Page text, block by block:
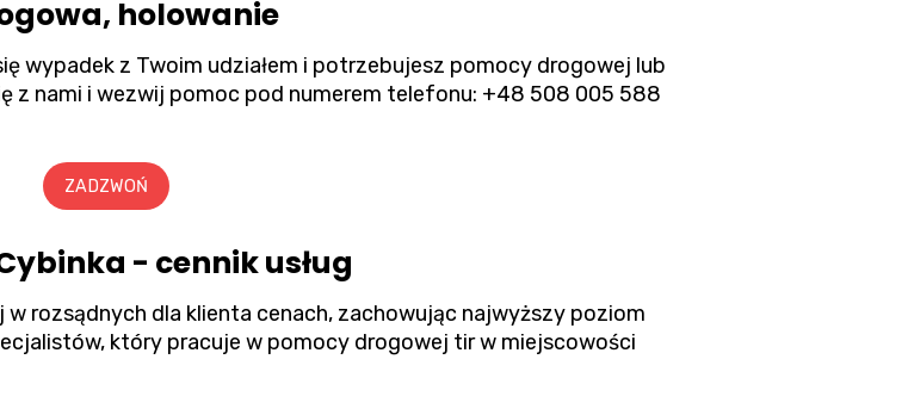
holowanie
wypadek z Twoim udziałem i potrzebujesz pomocy drogowej lub
z nami i wezwij pomoc pod numerem telefonu: +48 508 005 588
ZADZWOŃ
- cennik usług
rozsądnych dla klienta cenach, zachowując najwyższy poziom
który pracuje w pomocy drogowej tir w miejscowości